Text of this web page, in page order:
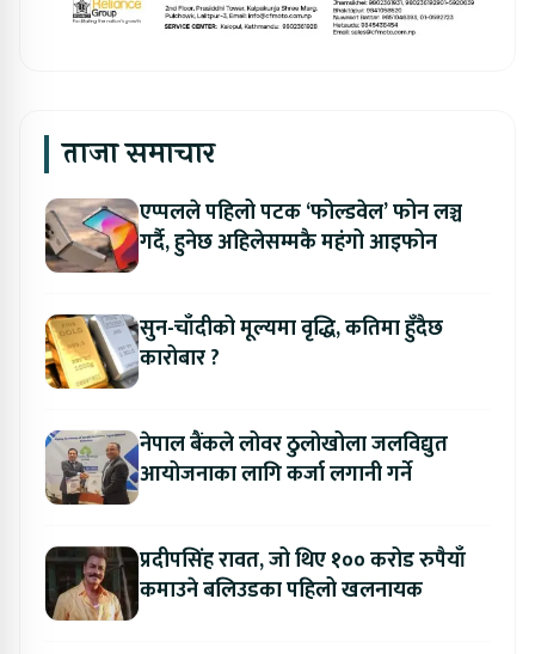
ताजा समाचार
एप्पलले पहिलो पटक ‘फोल्डवेल’ फोन लञ्च
गर्दै, हुनेछ अहिलेसम्मकै महंगो आइफोन
सुन-चाँदीको मूल्यमा वृद्धि, कतिमा हुँदैछ
कारोबार ?
नेपाल बैंकले लोवर ठुलोखोला जलविद्युत
आयोजनाका लागि कर्जा लगानी गर्ने
प्रदीपसिंह रावत, जो थिए १०० करोड रुपैयाँ
कमाउने बलिउडका पहिलो खलनायक